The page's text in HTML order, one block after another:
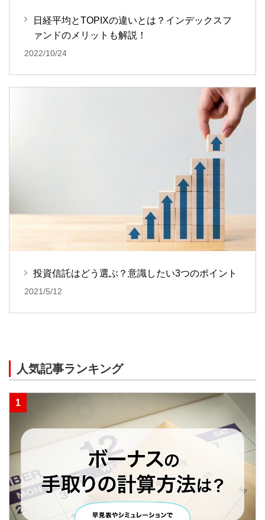
日経平均とTOPIXの違いとは？インデックスフ
ァンドのメリットも解説！
2022/10/24
投資信託はどう選ぶ？意識したい3つのポイント
2021/5/12
人気記事ランキング